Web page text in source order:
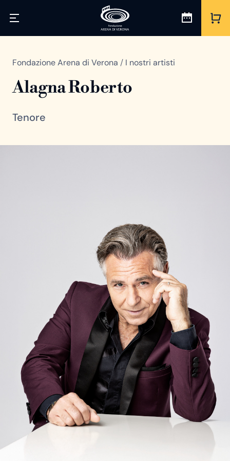
Fondazione Arena di Verona / I nostri artisti
Alagna Roberto
Tenore